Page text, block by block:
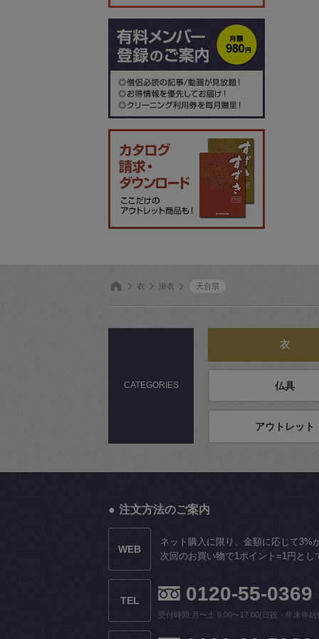
衣 掛衣 天台宗
CATEGORIES
衣
仏具
アウトレット
注文方法のご案内
WEB
ネット購入に限り、金額に応じて3%
次回のお買い物で1ポイント=1円とし
TEL 0120-55-0369
受付時間:月〜土 9:00〜17:00(日祝・年末年始